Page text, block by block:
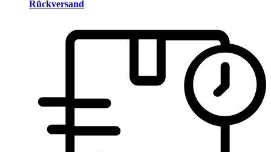
Rückversand